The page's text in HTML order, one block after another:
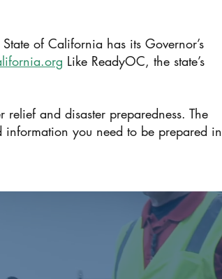
of California has its Governor’s
Like ReadyOC, the state’s
and disaster preparedness. The
you need to be prepared in